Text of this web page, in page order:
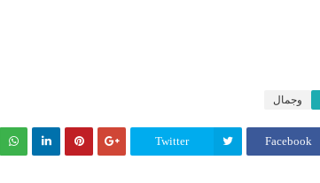
وجمال
Facebook
Twitter